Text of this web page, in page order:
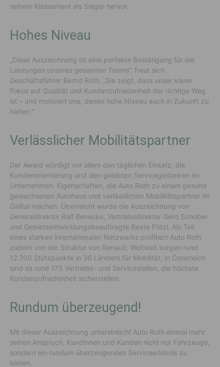
seinem Klassement als Sieger hervor.
Hohes Niveau
„Diese Auszeichnung ist eine perfekte Bestätigung für die
Leistungen unseres gesamten Teams“, freut sich
Geschäftsführer Bernd Roth. „Sie zeigt, dass unser klarer
Fokus auf Qualität und Kundenzufriedenheit der richtige Weg
ist – und motiviert uns, dieses hohe Niveau auch in Zukunft zu
halten.“
Verlässlicher Mobilitätspartner
Der Award würdigt vor allem den täglichen Einsatz, die
Kundenorientierung und den gelebten Servicegedanken im
Unternehmen. Eigenschaften, die Auto Roth zu einem gesund
gewachsenen Autohaus und verlässlichen Mobilitätspartner im
Gailtal machen. Überreicht wurde die Auszeichnung von
Generaldirektor Ralf Benecke, Vertriebsdirektor Gerd Schober
und Gebietsentwicklungsbeauftragte Beate Pötzl. Als Teil
eines starken internationalen Netzwerks profitiert Auto Roth
zudem von der Struktur von Renault: Weltweit sorgen rund
12.700 Stützpunkte in 36 Ländern für Mobilität, in Österreich
sind es rund 175 Vertriebs- und Servicestellen, die höchste
Kundenzufriedenheit sicherstellen.
Rundum überzeugend!
Mit dieser Auszeichnung unterstreicht Auto Roth einmal mehr
seinen Anspruch, Kundinnen und Kunden nicht nur Fahrzeuge,
sondern ein rundum überzeugendes Serviceerlebnis zu
bieten.